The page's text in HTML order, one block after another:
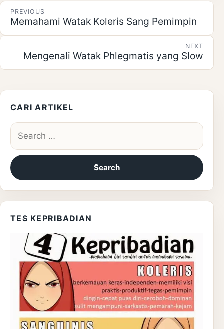
Post navigation
PREVIOUS
Memahami Watak Koleris Sang Pemimpin
NEXT
Mengenali Watak Phlegmatis yang Slow
CARI ARTIKEL
Search for:
TES KEPRIBADIAN